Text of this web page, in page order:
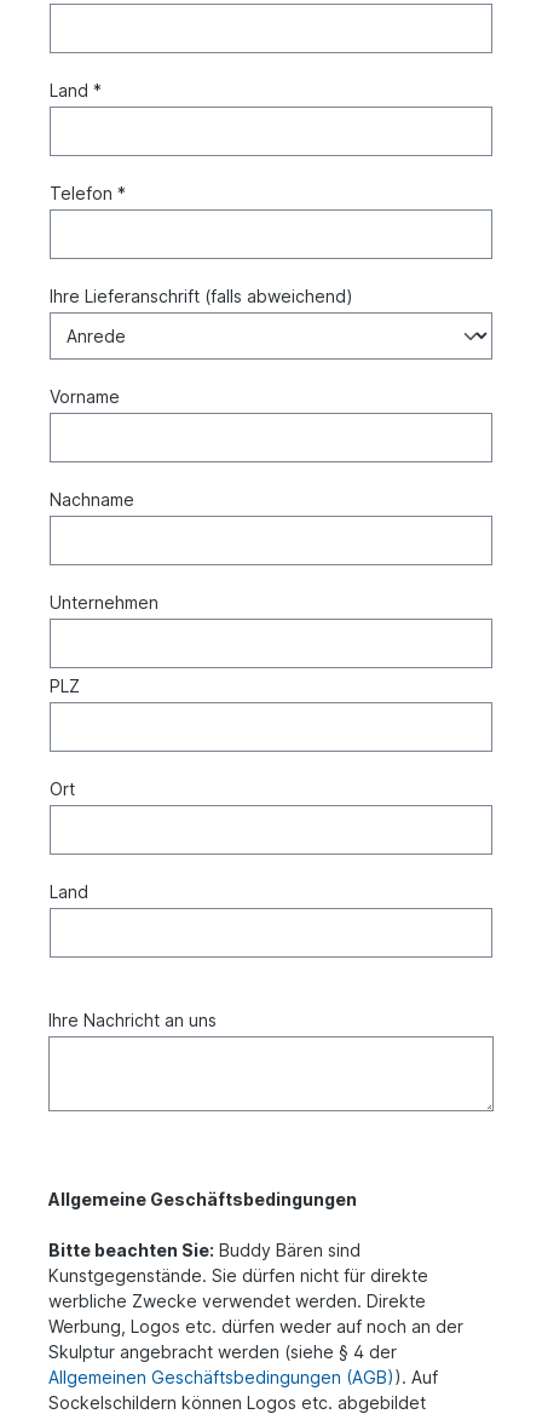
Land *
Telefon *
Ihre Lieferanschrift (falls abweichend)
Vorname
Nachname
Unternehmen
PLZ
Ort
Land
Ihre Nachricht an uns
Allgemeine Geschäftsbedingungen
Bitte beachten Sie: Buddy Bären sind
Kunstgegenstände. Sie dürfen nicht für direkte
werbliche Zwecke verwendet werden. Direkte
Werbung, Logos etc. dürfen weder auf noch an der
Skulptur angebracht werden (siehe § 4 der
Allgemeinen Geschäftsbedingungen (AGB)). Auf
Sockelschildern können Logos etc. abgebildet